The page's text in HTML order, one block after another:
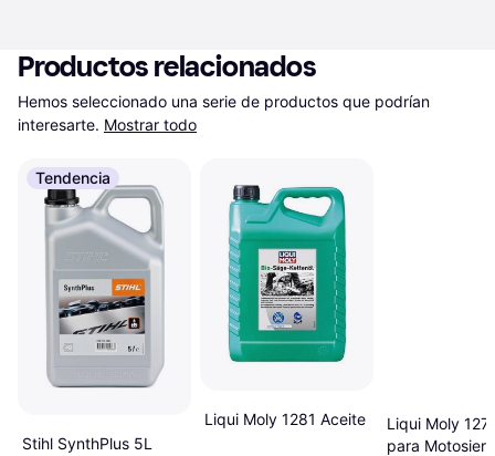
Productos relacionados
Hemos seleccionado una serie de productos que podrían
interesarte. Mostrar todo
Tendencia
Stihl SynthPlus 5L
Liqui Moly 1281 Aceite
Liqui Moly
para